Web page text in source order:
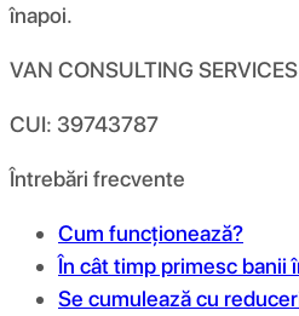
înapoi.
VAN CONSULTING
CUI: 39743787
Întrebări frecvente
Cum funcționează?
În cât timp primesc banii
Se cumulează cu